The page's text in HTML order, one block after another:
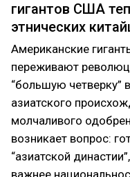
гигантов США
этнических
Американские
переживают
“большую четверку”
азиатского
молчаливого
возникает вопрос:
“азиатской
важнее